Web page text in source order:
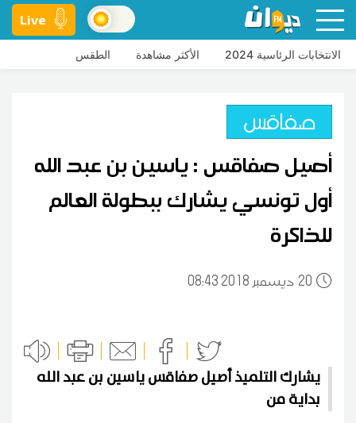
Live
الانتخابات الرئاسية 2024 الأكثر مشاهدة الطقس
صفاقس
أصيل صفاقس : ياسين بن عبد الله
أول تونسي يشارك ببطولة العالم
للذاكرة
20 08:43 2018 ديسمبر
يشارك التلميذ أصيل صفاقس ياسين بن عبد الله
بداية من